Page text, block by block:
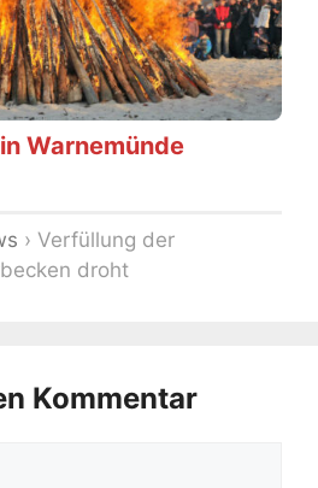
Warnemünde
› Verfüllung der
droht
Kommentar